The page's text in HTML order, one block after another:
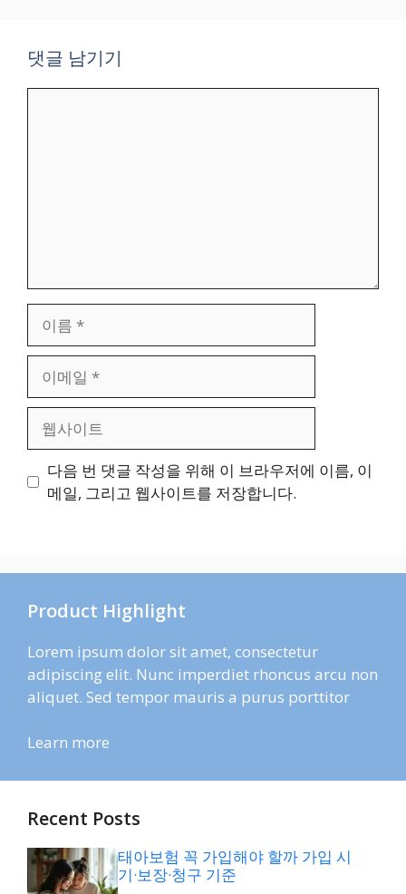
댓글 남기기
일
트
다음 번 댓글 작성을 위해 이 브라우저에 이름, 이
메일, 그리고 웹사이트를 저장합니다.
Product Highlight
Lorem ipsum dolor sit amet, consectetur
adipiscing elit. Nunc imperdiet rhoncus arcu non
aliquet. Sed tempor mauris a purus porttitor
Learn more
Recent Posts
태아보험 꼭 가입해야 할까 가입 시
기·보장·청구 기준